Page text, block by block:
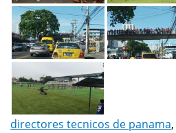
directores tecnicos de panama,